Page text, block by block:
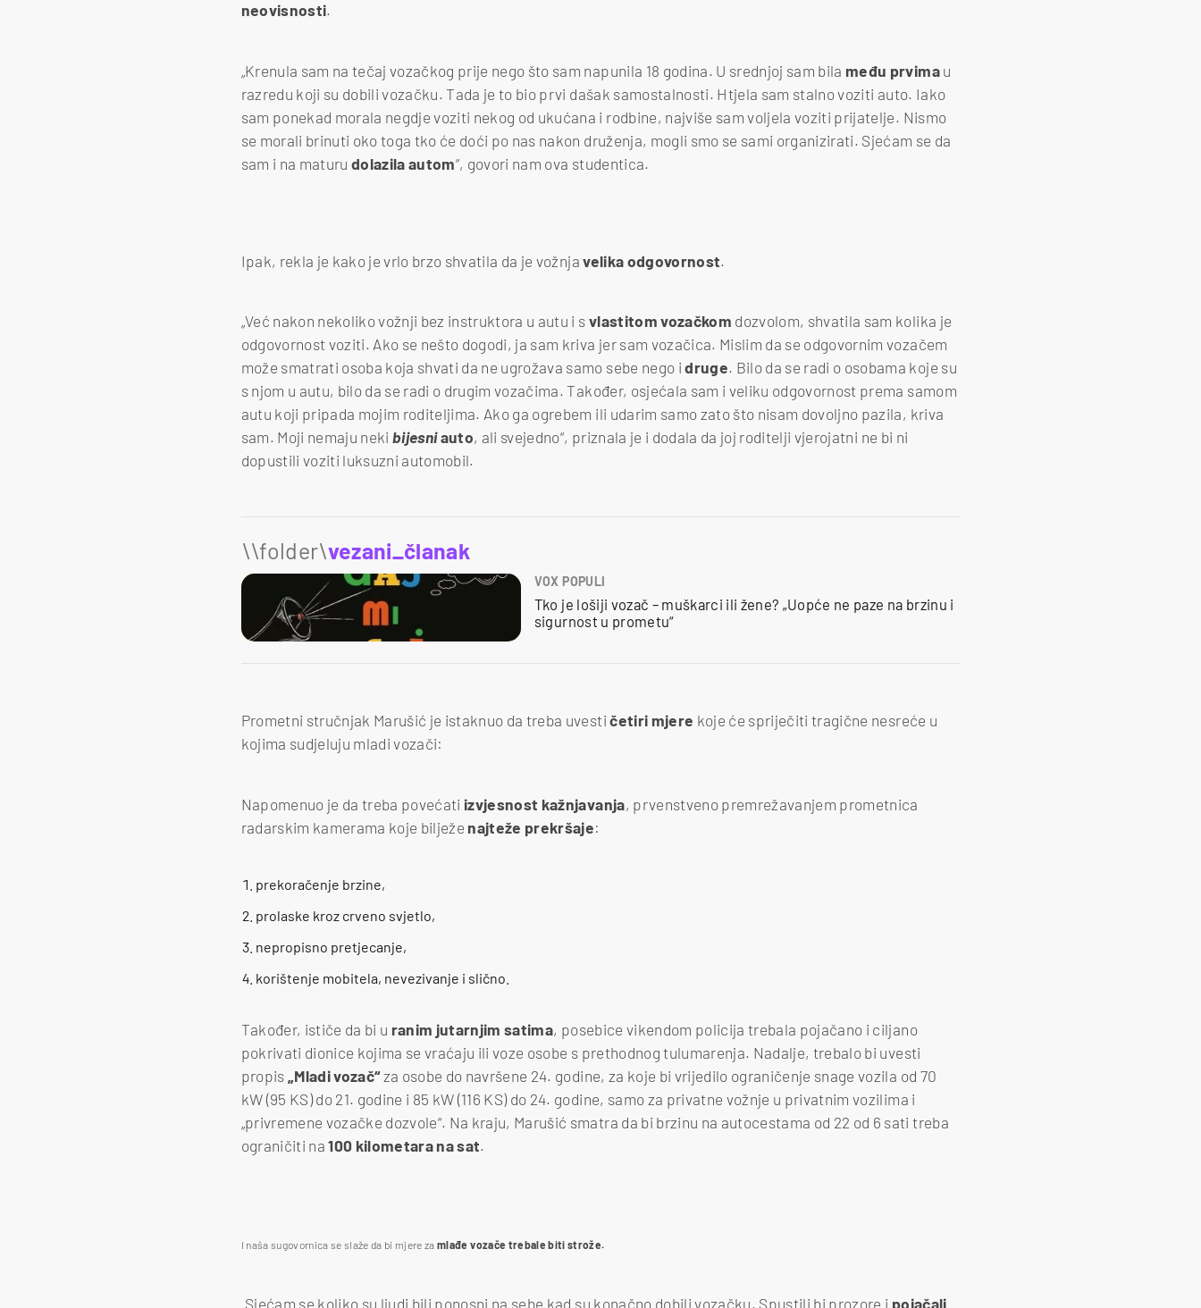
neovisnosti.
„Krenula sam na tečaj vozačkog prije nego što sam napunila 18 godina. U srednjoj sam bila među prvimau
razredu koji su dobili vozačku. Tada je to bio prvi dašak samostalnosti. Htjela sam stalno voziti auto. Iako
sam ponekad morala negdje voziti nekog od ukućana i rodbine, najviše sam voljela voziti prijatelje. Nismo
se morali brinuti oko toga tko će doći po nas nakon druženja, mogli smo se sami organizirati. Sjećam se da
sam i na maturu dolazila autom“, govori nam ova studentica.
Jesu li potrebne nove (stare mjere) za mlade vozače?
Ipak, rekla je kako je vrlo brzo shvatila da je vožnjavelika odgovornost.
„Već nakon nekoliko vožnji bez instruktora u autu i s vlastitom vozačkom dozvolom, shvatila sam kolika je
odgovornost voziti. Ako se nešto dogodi, ja sam kriva jer sam vozačica. Mislim da se odgovornim vozačem
može smatrati osoba koja shvati da ne ugrožava samo sebe nego idruge. Bilo da se radi o osobama koje su
s njom u autu, bilo da se radi o drugim vozačima. Također, osjećala sam i veliku odgovornost prema samom
autu koji pripada mojim roditeljima. Ako ga ogrebem ili udarim samo zato što nisam dovoljno pazila, kriva
sam. Moji nemaju neki bijesniauto, ali svejedno“, priznala je i dodala da joj roditelji vjerojatni ne bi ni
dopustili voziti luksuzni automobil.
\\folder\vezani_članak
VOX POPULI
Tko je lošiji vozač – muškarci ili žene? „Uopće ne paze na brzinu i
sigurnost u prometu“
Prometni stručnjak Marušić je istaknuo da treba uvestičetiri mjere koje će spriječiti tragične nesreće u
kojima sudjeluju mladi vozači:
Napomenuo je da treba povećati izvjesnost kažnjavanja, prvenstveno premrežavanjem prometnica
radarskim kamerama koje bilježe najteže prekršaje:
prekoračenje brzine,
prolaske kroz crveno svjetlo,
nepropisno pretjecanje,
korištenje mobitela, nevezivanje i slično.
Također, ističe da bi u ranim jutarnjim satima, posebice vikendom policija trebala pojačano i ciljano
pokrivati dionice kojima se vraćaju ili voze osobe s prethodnog tulumarenja. Nadalje, trebalo bi uvesti
propis „Mladi vozač“za osobe do navršene 24. godine, za koje bi vrijedilo ograničenje snage vozila od 70
kW (95 KS) do 21. godine i 85 kW (116 KS) do 24. godine, samo za privatne vožnje u privatnim vozilima i
„privremene vozačke dozvole“. Na kraju, Marušić smatra da bi brzinu na autocestama od 22 od 6 sati treba
ograničiti na100 kilometara na sat.
I naša sugovornica se slaže da bi mjere zamlađe vozače trebale biti strože.
„Sjećam se koliko su ljudi bili ponosni na sebe kad su konačno dobili vozačku. Spustili bi prozore i pojačali